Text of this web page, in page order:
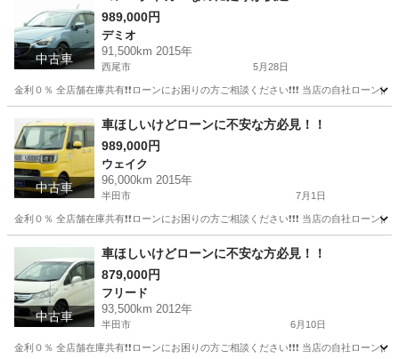
中古車
989,000円
デミオ
91,500km 2015年
西尾市 5月28日
金利０％ 全店舗在庫共有❗️❗️ローンにお困りの方ご相談ください❗️❗️❗️ 当店の自社ロ
デミオ コンパクトカー
中古車
車ほしいけどローンに不安な方必見！！
989,000円
ウェイク
96,000km 2015年
半田市 7月1日
金利０％ 全店舗在庫共有❗️❗️ローンにお困りの方ご相談ください❗️❗️❗️ 当店の自社ロ
愛知 半田市 ウェイク ローン
中古車
車ほしいけどローンに不安な方必見！！
879,000円
フリード
93,500km 2012年
半田市 6月10日
金利０％ 全店舗在庫共有❗️❗️ローンにお困りの方ご相談ください❗️❗️❗️ 当店の自社ロ